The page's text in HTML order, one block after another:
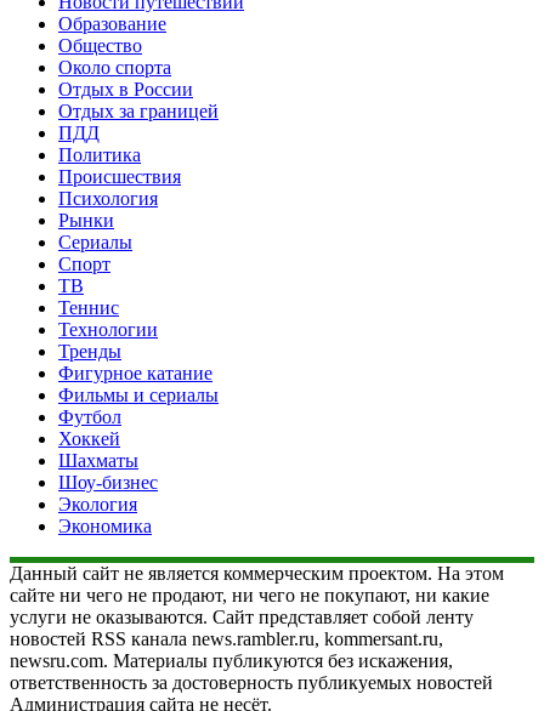
Образование
Общество
Около спорта
Отдых в России
Отдых за границей
ПДД
Политика
Происшествия
Психология
Рынки
Сериалы
Спорт
ТВ
Теннис
Технологии
Тренды
Фигурное катание
Фильмы и сериалы
Футбол
Хоккей
Шахматы
Шоу-бизнес
Экология
Экономика
Данный сайт не является коммерческим проектом. На этом
сайте ни чего не продают, ни чего не покупают, ни какие
услуги не оказываются. Сайт представляет собой ленту
новостей RSS канала news.rambler.ru, kommersant.ru,
newsru.com. Материалы публикуются без искажения,
ответственность за достоверность публикуемых новостей
Администрация сайта не несёт.